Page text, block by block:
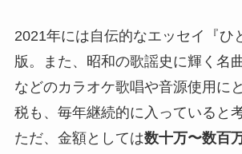
2021年には自伝的なエッセイ『ひ
版。また、昭和の歌謡史に輝く名
などのカラオケ歌唱や音源使用に
税も、毎年継続的に入っていると
ただ、金額としては数十万〜数百